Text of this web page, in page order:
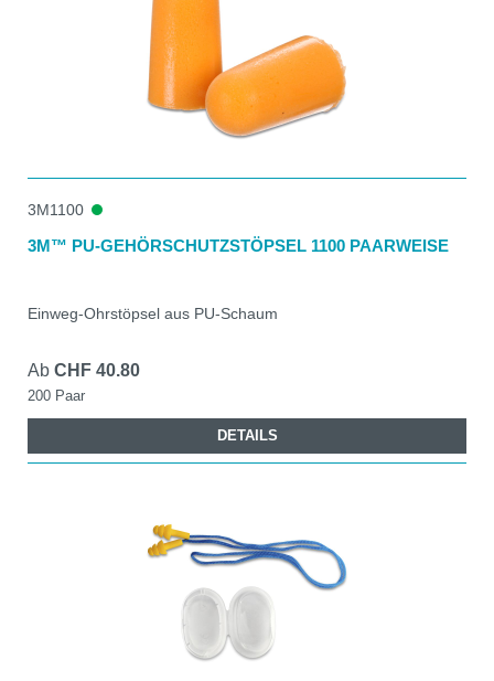
3M1100
3M™ PU-GEHÖRSCHUTZSTÖPSEL 1100 PAARWEISE
Einweg-Ohrstöpsel aus PU-Schaum
Ab CHF 40.80
200 Paar
DETAILS